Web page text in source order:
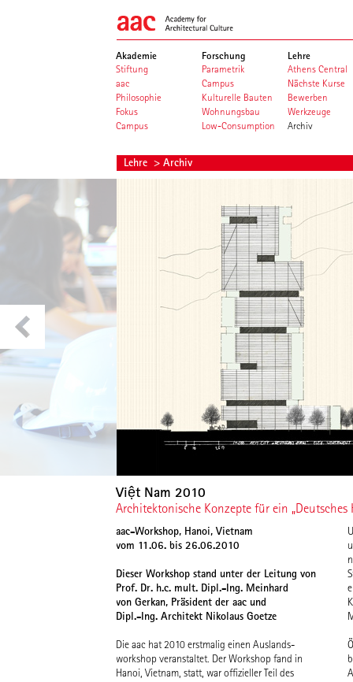
Akademie
Stiftung
aac
Philosophie
Fokus
Campus
Forschung
Parametrik
Campus
Kulturelle Bauten
Wohnungsbau
Low-Consumption
Lehre
Athens Central
Nächste Kurse
Bewerben
Werkzeuge
Archiv
Lehre > Archiv
Việt Nam 2010
Architektonische Konzepte für ein
aac-Workshop, Hanoi, Vietnam
vom 11.06. bis 26.06.2010
Dieser Workshop stand unter der Leitung von
Prof. Dr. h.c. mult. Dipl.-Ing. Meinhard
von Gerkan, Präsident der aac und
Dipl.-Ing. Architekt Nikolaus Goetze
Die aac hat 2010 erstmalig einen Auslands-
workshop veranstaltet. Der Workshop fand in
Hanoi, Vietnam, statt, war offizieller Teil des